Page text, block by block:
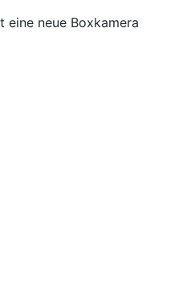
eine neue Boxkamera